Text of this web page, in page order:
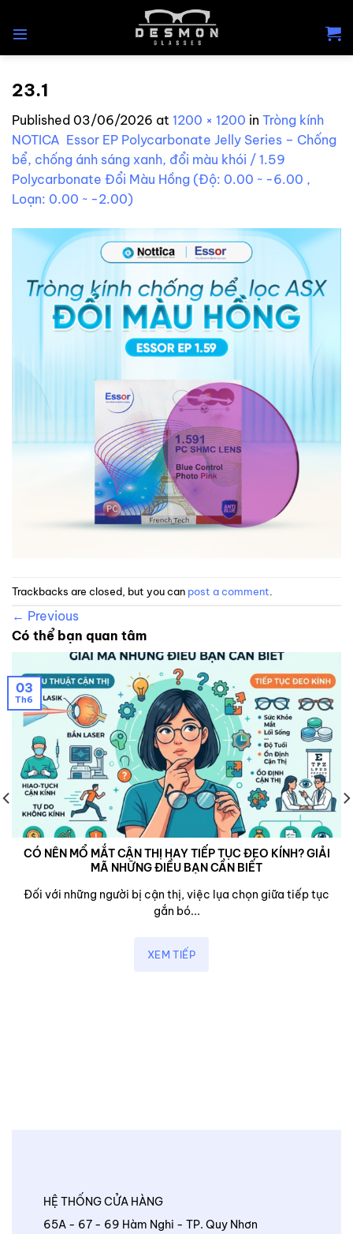
23.1
Published 03/06/2026 at 1200 × 1200 in Tròng kính
NOTICA Essor EP Polycarbonate Jelly Series – Chống
bể, chống ánh sáng xanh, đổi màu khói / 1.59
Polycarbonate Đổi Màu Hồng (Độ: 0.00 ~ -6.00 ,
Loạn: 0.00 ~ -2.00)
Trackbacks are closed, but you can post a comment
← Previous
Có thể bạn quan tâm
CÓ NÊN MỔ MẮT CẬN THỊ HAY TIẾP TỤC ĐEO KÍNH? GIẢI
MÃ NHỮNG ĐIỀU BẠN CẦN BIẾT
Đối với những người bị cận thị, việc lụa chọn giữa tiếp tục
gắn bó...
XEM TIẾP
03
Th6
HỆ THỐNG CỬA HÀNG
65A - 67 - 69 Hàm Nghi - TP. Quy Nhơn